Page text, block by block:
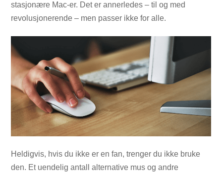
stasjonære Mac-er. Det er annerledes – til og med
revolusjonerende – men passer ikke for alle.
Heldigvis, hvis du ikke er en fan, trenger du ikke bruke
den. Et uendelig antall alternative mus og andre